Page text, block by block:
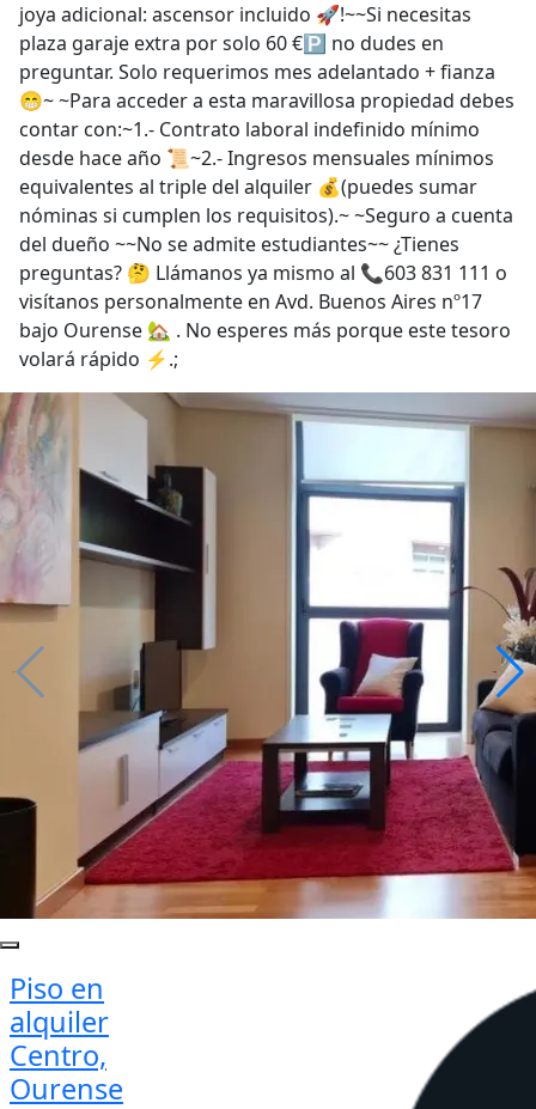
joya adicional: ascensor incluido 🚀!~~Si necesitas
plaza garaje extra por solo 60 €🅿️ no dudes en
preguntar. Solo requerimos mes adelantado + fianza
😁~ ~Para acceder a esta maravillosa propiedad debes
contar con:~1.- Contrato laboral indefinido mínimo
desde hace año 📜~2.- Ingresos mensuales mínimos
equivalentes al triple del alquiler 💰(puedes sumar
nóminas si cumplen los requisitos).~ ~Seguro a cuenta
del dueño ~~No se admite estudiantes~~ ¿Tienes
preguntas? 🤔 Llámanos ya mismo al 📞603 831 111 o
visítanos personalmente en Avd. Buenos Aires nº17
bajo Ourense 🏡 . No esperes más porque este tesoro
volará rápido ⚡.;
Piso en
alquiler
Centro,
Ourense